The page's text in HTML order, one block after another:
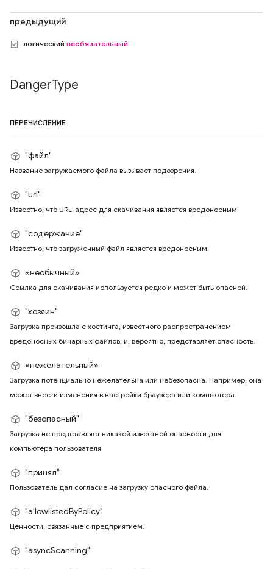
предыдущий
логический необязательный
DangerType
ПЕРЕЧИСЛЕНИЕ
"файл"
Название загружаемого файла вызывает подозрения.
"url"
Известно, что URL-адрес для скачивания является вредоносным.
"содержание"
Известно, что загруженный файл является вредоносным.
«необычный»
Ссылка для скачивания используется редко и может быть опасной.
"хозяин"
Загрузка произошла с хостинга, известного распространением
вредоносных бинарных файлов, и, вероятно, представляет опасность.
«нежелательный»
Загрузка потенциально нежелательна или небезопасна. Например, она
может внести изменения в настройки браузера или компьютера.
"безопасный"
Загрузка не представляет никакой известной опасности для
компьютера пользователя.
"принял"
Пользователь дал согласие на загрузку опасного файла.
"allowlistedByPolicy"
Ценности, связанные с предприятием.
"asyncScanning"